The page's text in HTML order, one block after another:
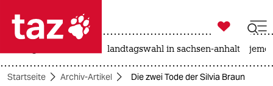
 taz zahl ich
taz zahl ich

taz zahl ich
landtagswahl in sachsen-anhalt
Startseite Archiv-Artikel Die zwei Tode der Silvia Braun